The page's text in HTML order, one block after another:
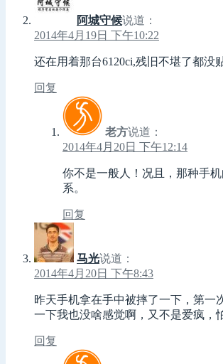
阿城守候说道：
2014年4月19日 下午10:22
还在用着那台6120ci,残旧不堪了都没
回复
老方说道：
2014年4月20日 下午12:14
你不是一般人！况且，那种手
系。
回复
马光说道：
2014年4月20日 下午8:43
昨天手机拿在手中被摔了一下，第
一下我也没啥感觉啊，又不是爱疯，
回复